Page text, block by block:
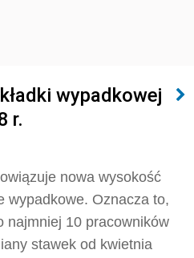
wypadkowej
r.
nowa wysokość
wypadkowe. Oznacza to,
najmniej 10 pracowników
stawek od kwietnia